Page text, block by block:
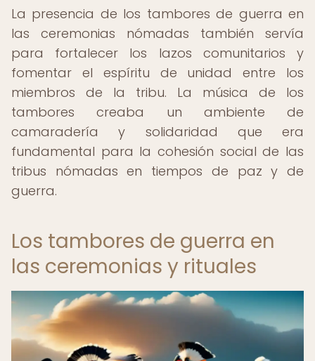
La presencia de los tambores de guerra en
las ceremonias nómadas también servía
para fortalecer los lazos comunitarios y
fomentar el espíritu de unidad entre los
miembros de la tribu. La música de los
tambores creaba un ambiente de
camaradería y solidaridad que era
fundamental para la cohesión social de las
tribus nómadas en tiempos de paz y de
guerra.
Los tambores de guerra en
las ceremonias y rituales